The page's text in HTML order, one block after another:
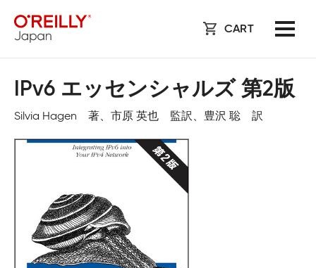
CART
IPv6 エッセンシャルズ 第2版
Silvia Hagen 著、市原 英也 監訳、豊沢 聡 訳